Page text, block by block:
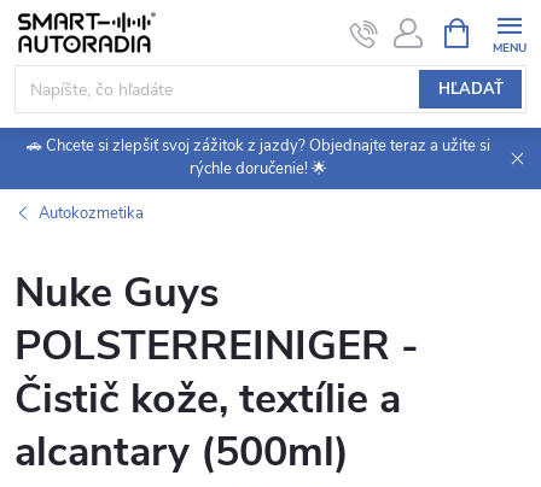
Prejsť
obsah
HĽADAŤ
KOŠÍK
🚗 Chcete si zlepšiť svoj zážitok z jazdy? Objednajte teraz a užite si
rýchle doručenie! 🌟
Autokozmetika
Nuke Guys
POLSTERREINIGER -
Čistič kože, textílie a
alcantary (500ml)